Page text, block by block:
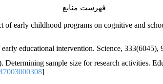
فهرست منابع
of early childhood programs on cognitive and
educational intervention. Science, 333(6045),
sample size for research activities.
]